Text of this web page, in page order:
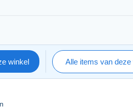
winkel Alle items van